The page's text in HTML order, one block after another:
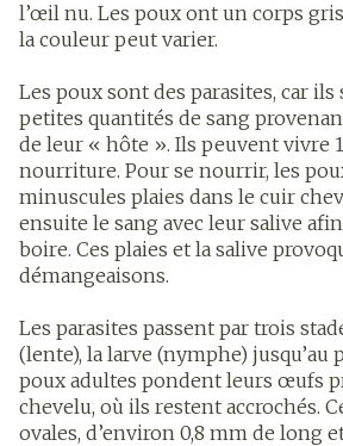
l’œil nu. Les poux ont un corps
la couleur peut varier.
Les poux sont des parasites, car
petites quantités de sang
de leur « hôte ». Ils peuvent vivre
nourriture. Pour se nourrir, les
minuscules plaies dans le cuir
ensuite le sang avec leur salive
boire. Ces plaies et la salive
démangeaisons.
Les parasites passent par trois
(lente), la larve (nymphe) jusqu’au
poux adultes pondent leurs œufs
chevelu, où ils restent accrochés.
ovales, d’environ 0,8 mm de long